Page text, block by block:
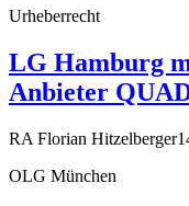
Urheberrecht
LG Hamburg
Anbieter
RA Florian Hitzelberger
OLG München